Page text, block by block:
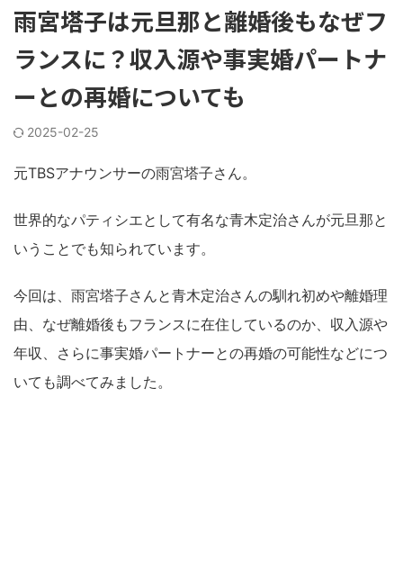
雨宮塔子は元旦那と離婚後もなぜフ
ランスに？収入源や事実婚パートナ
ーとの再婚についても
2025-02-25
元TBSアナウンサーの雨宮塔子さん。
世界的なパティシエとして有名な青木定治さんが元旦那と
いうことでも知られています。
今回は、雨宮塔子さんと青木定治さんの馴れ初めや離婚理
由、なぜ離婚後もフランスに在住しているのか、収入源や
年収、さらに事実婚パートナーとの再婚の可能性などにつ
いても調べてみました。